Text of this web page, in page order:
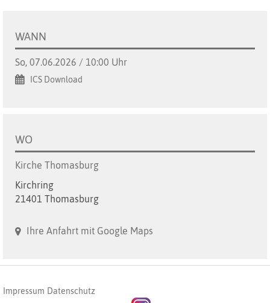
WANN
So, 07.06.2026 / 10:00 Uhr
ICS Download
WO
Kirche Thomasburg
Kirchring
21401 Thomasburg
Ihre Anfahrt mit Google Maps
Impressum Datenschutz